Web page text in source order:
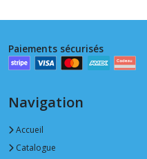
Paiements sécurisés
Navigation
Accueil
Catalogue